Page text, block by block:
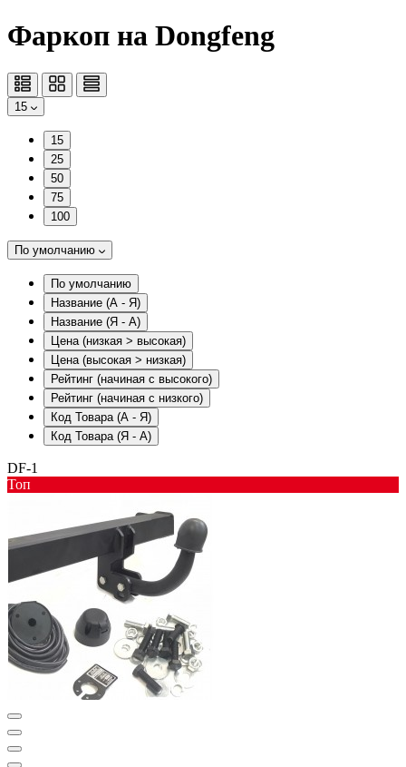
Фаркоп на Dongfeng
15
15
25
50
75
100
По умолчанию
По умолчанию
Название (А - Я)
Название (Я - А)
Цена (низкая > высокая)
Цена (высокая > низкая)
Рейтинг (начиная с высокого)
Рейтинг (начиная с низкого)
Код Товара (А - Я)
Код Товара (Я - А)
DF-1
Toп